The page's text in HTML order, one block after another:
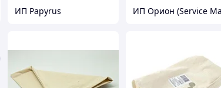
ИП Papyrus